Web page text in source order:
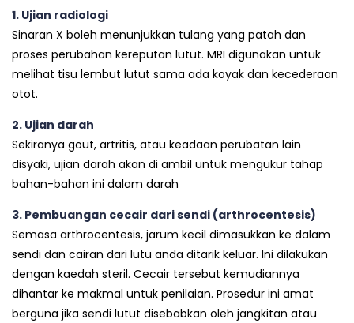
1. Ujian radiologi
Sinaran X boleh menunjukkan tulang yang patah dan
proses perubahan kereputan lutut. MRI digunakan untuk
melihat tisu lembut lutut sama ada koyak dan kecederaan
otot.
2. Ujian darah
Sekiranya gout, artritis, atau keadaan perubatan lain
disyaki, ujian darah akan di ambil untuk mengukur tahap
bahan-bahan ini dalam darah
3. Pembuangan cecair dari sendi (arthrocentesis)
Semasa arthrocentesis, jarum kecil dimasukkan ke dalam
sendi dan cairan dari lutu anda ditarik keluar. Ini dilakukan
dengan kaedah steril. Cecair tersebut kemudiannya
dihantar ke makmal untuk penilaian. Prosedur ini amat
berguna jika sendi lutut disebabkan oleh jangkitan atau